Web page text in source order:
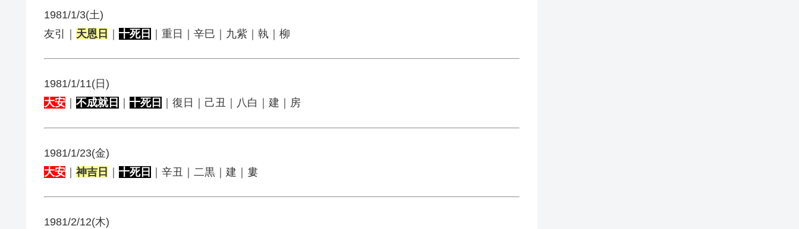
1981/1/3(土)
友引｜ 天恩日 十死日 ｜重日｜辛巳｜九紫｜執｜柳
1981/1/11(日)
大安
不成就日 十死日 ｜復日｜己丑｜八白｜建｜房
1981/1/23(金)
大安 ｜ 神吉日 ｜ 十死日 ｜辛丑｜二黒｜建｜婁
1981/2/12(木)